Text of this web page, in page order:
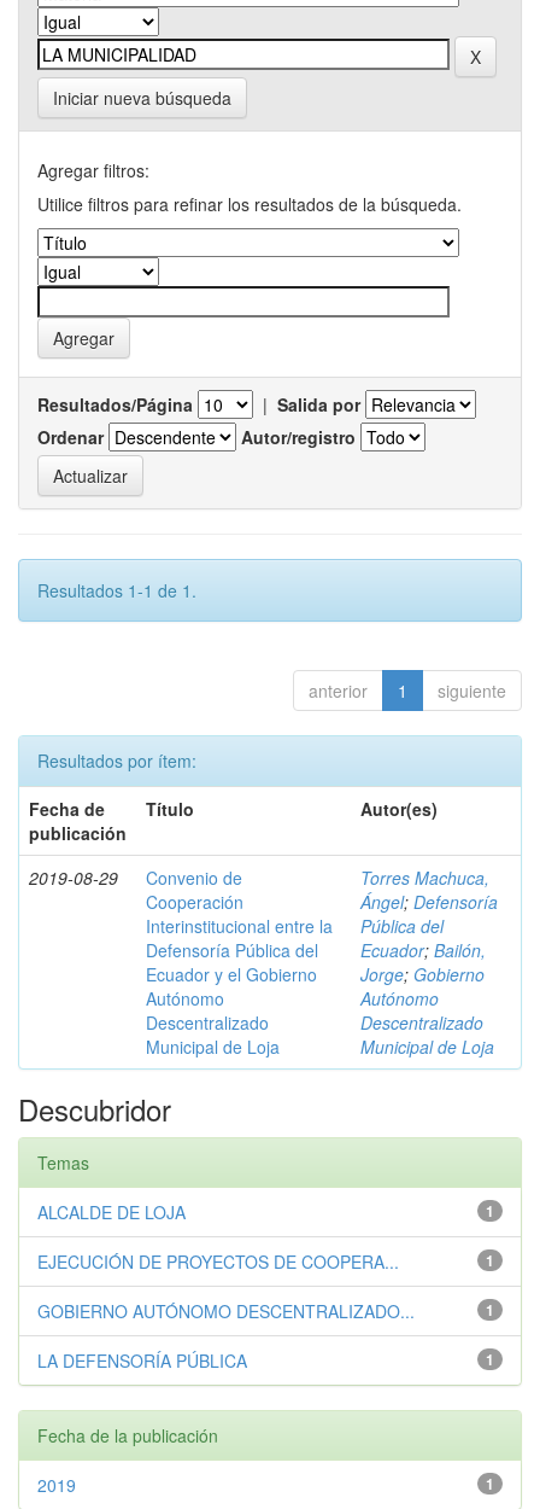
Iniciar nueva búsqueda
Agregar filtros:
Utilice filtros para refinar los resultados de la búsqueda.
Resultados/Página | Salida por
Ordenar
Autor/registro
Resultados 1-1 de 1.
anterior 1 siguiente
Resultados por ítem:
Fecha de
publicación
Título Autor(es)
2019-08-29
Convenio de
Cooperación
Interinstitucional entre la
Defensoría Pública del
Ecuador y el Gobierno
Autónomo
Descentralizado
Municipal de Loja
Torres Machuca,
Ángel; Defensoría
Pública del
Ecuador; Bailón,
Jorge; Gobierno
Autónomo
Descentralizado
Municipal de Loja
Descubridor
Temas
1
ALCALDE DE LOJA
1
EJECUCIÓN DE PROYECTOS DE COOPERA...
1
GOBIERNO AUTÓNOMO DESCENTRALIZADO...
1
LA DEFENSORÍA PÚBLICA
Fecha de la publicación
1
2019